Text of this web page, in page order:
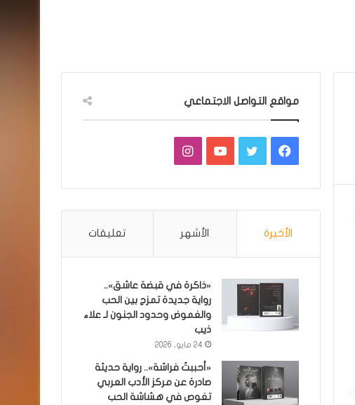
مواقع التواصل الاجتماعي
فيسبوكتويتر يوتيوبانستقرام
الأخيرة الأشهر تعليقات
«ذاكرة في قبضة عاشق»..
رواية جديدة تمزج بين الحب
والغموض وحدود الجنون لـ علاء
ذيب
24 مايو، 2026
«أحببتُ فراشة».. رواية حديثة
صادرة عن مركز الأدب العربي
تغوص في هشاشة الحب